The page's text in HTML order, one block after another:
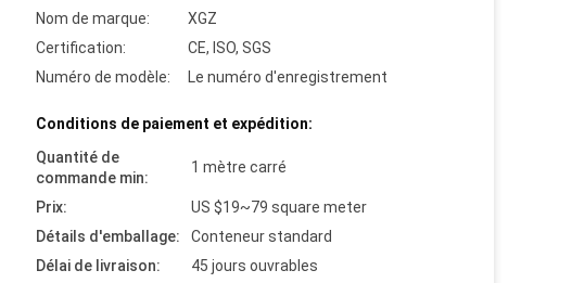
Nom de marque:
XGZ
Certification:
CE, ISO, SGS
Numéro de modèle:
Le numéro d'enregistrement
Conditions de paiement et expédition:
Quantité de
commande min:
1 mètre carré
Prix:
US $19~79 square meter
Détails d'emballage:
Conteneur standard
Délai de livraison:
45 jours ouvrables